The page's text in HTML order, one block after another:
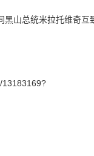
山总统米拉托维奇互
13183169?